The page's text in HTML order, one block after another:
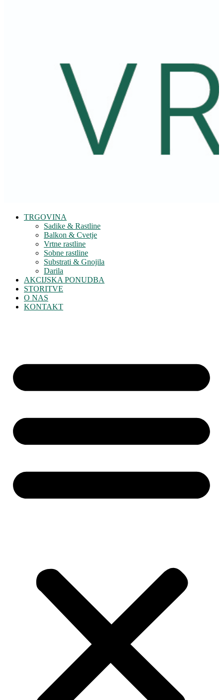
TRGOVINA
Sadike & Rastline
Balkon & Cvetje
Vrtne rastline
Sobne rastline
Substrati & Gnojila
Darila
AKCIJSKA PONUDBA
STORITVE
O NAS
KONTAKT